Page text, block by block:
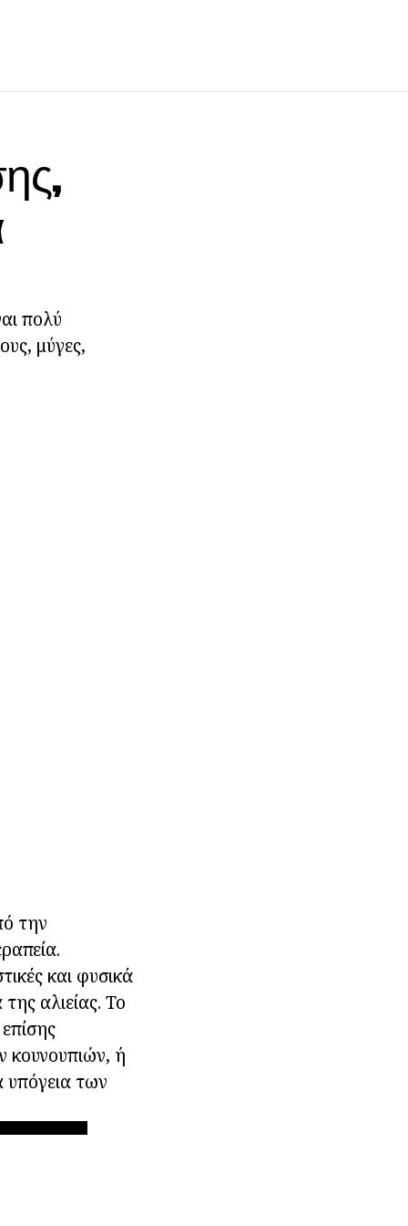
πολύ
μύγες,
την
και φυσικά
αλιείας. Το
κουνουπιών, ή
υπόγεια των